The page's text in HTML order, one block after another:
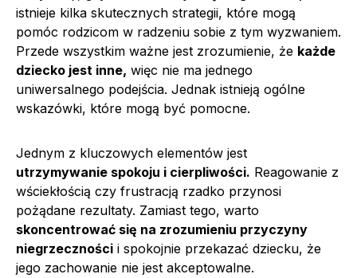
istnieje kilka skutecznych strategii, które mogą
pomóc rodzicom w radzeniu sobie z tym wyzwaniem.
Przede wszystkim ważne jest zrozumienie, że każde
dziecko jest inne, więc nie ma jednego
uniwersalnego podejścia. Jednak istnieją ogólne
wskazówki, które mogą być pomocne.
Jednym z kluczowych elementów jest
utrzymywanie spokoju i cierpliwości. Reagowanie z
wściekłością czy frustracją rzadko przynosi
pożądane rezultaty. Zamiast tego, warto
skoncentrować się na zrozumieniu przyczyny
niegrzeczności i spokojnie przekazać dziecku, że
jego zachowanie nie jest akceptowalne.